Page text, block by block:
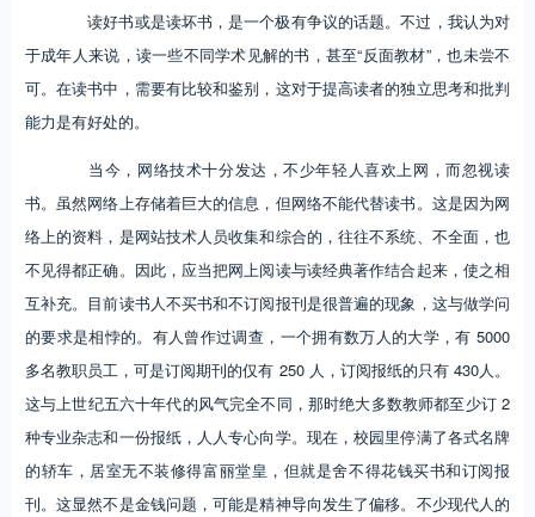
读好书或是读坏书，是一个极有争议的话题。不过，我认为对
于成年人来说，读一些不同学术见解的书，甚至“反面教材”，也未尝不
可。在读书中，需要有比较和鉴别，这对于提高读者的独立思考和批判
能力是有好处的。
当今，网络技术十分发达，不少年轻人喜欢上网，而忽视读
书。虽然网络上存储着巨大的信息，但网络不能代替读书。这是因为网
络上的资料，是网站技术人员收集和综合的，往往不系统、不全面，也
不见得都正确。因此，应当把网上阅读与读经典著作结合起来，使之相
互补充。目前读书人不买书和不订阅报刊是很普遍的现象，这与做学问
的要求是相悖的。有人曾作过调查，一个拥有数万人的大学，有 5000
多名教职员工，可是订阅期刊的仅有 250 人，订阅报纸的只有 430人。
这与上世纪五六十年代的风气完全不同，那时绝大多数教师都至少订 2
种专业杂志和一份报纸，人人专心向学。现在，校园里停满了各式名牌
的轿车，居室无不装修得富丽堂皇，但就是舍不得花钱买书和订阅报
刊。这显然不是金钱问题，可能是精神导向发生了偏移。不少现代人的